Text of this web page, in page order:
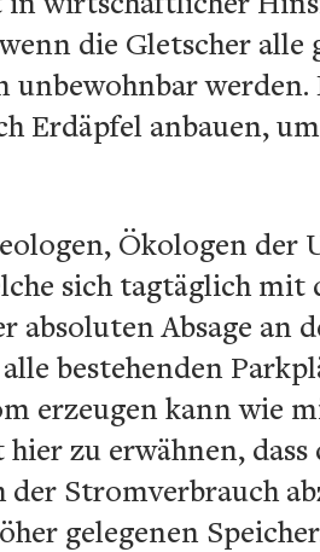
die Gletscher alle
unbewohnbar
Erdäpfel anbauen,
Ökologen
sich tagtäglich mit
Absage an
bestehenden
erzeugen kann wie
zu erwähnen, dass
Stromverbrauch
gelegenen